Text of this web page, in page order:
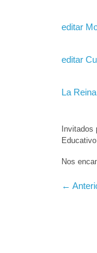
editar
editar
La
Nos
←